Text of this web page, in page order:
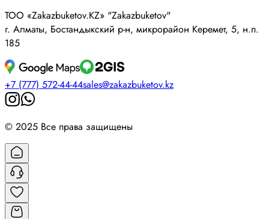
ТОО «Zakazbuketov.KZ» "Zakazbuketov"
г. Алматы, Бостандыкский р-н, микрорайон Керемет, 5, н.п.
185
+7 (777) 572-44-44sales@zakazbuketov.kz
© 2025 Все права защищены